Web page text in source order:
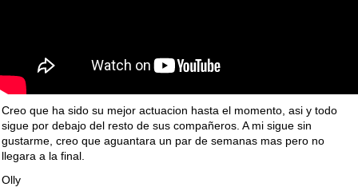
Creo que ha sido su mejor actuacion hasta el momento, asi y todo
sigue por debajo del resto de sus compañeros. A mi sigue sin
gustarme, creo que aguantara un par de semanas mas pero no
llegara a la final.
Olly